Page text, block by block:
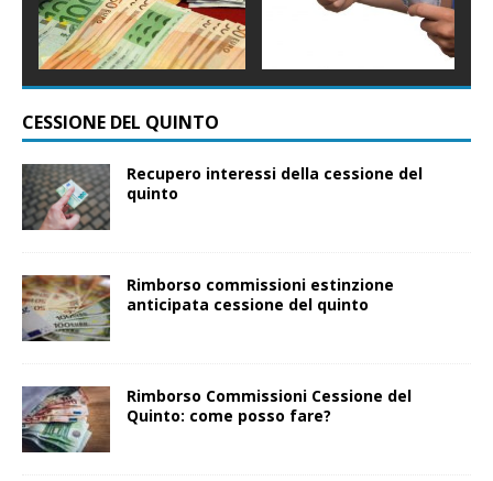
CESSIONE DEL QUINTO
Recupero interessi della cessione del
quinto
Rimborso commissioni estinzione
anticipata cessione del quinto
Rimborso Commissioni Cessione del
Quinto: come posso fare?